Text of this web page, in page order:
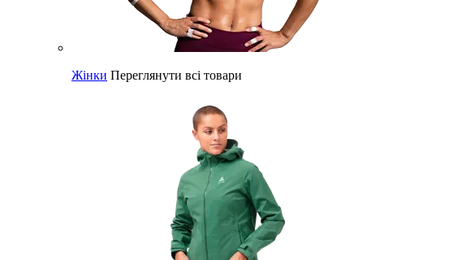
Жінки Переглянути всі товари